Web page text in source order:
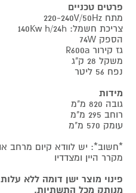
פרטים טכניים
מתח 220-240V/50Hz
צריכת חשמל: 140Kw h/24h
הספק 74W
גז קירור R600a
משקל 28 ק"ג
נפח 56 ליטר
מידות
גובה 820 מ"מ
רוחב 295 מ"מ
עומק 570 מ"מ
מקרר היין ומצדדיו
פינוי מוצר ישן דומה ללא
מנותק מכל התשתיות.